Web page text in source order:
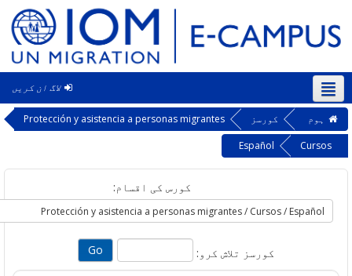
لاگ ان کریں
کورسز
Protección y asistencia a personas migrantes
Español
کورس کی اقسام:
کورسز تلاش کرو: